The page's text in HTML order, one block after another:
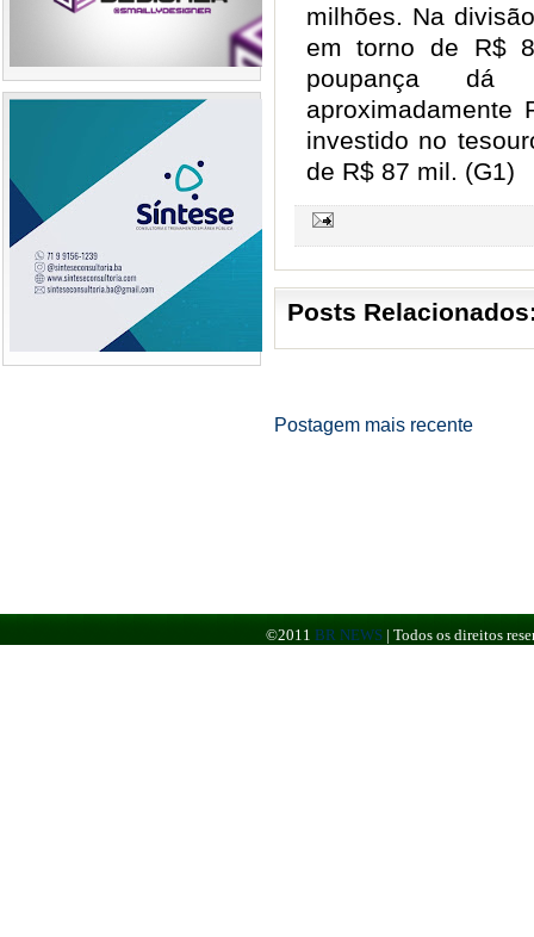
milhões. Na
em torno de R$
poupança
investido no
de R$ 87 mil. (G1)
Posts
Postagem mais recente
©2011 BR NEWS | Todos os direitos